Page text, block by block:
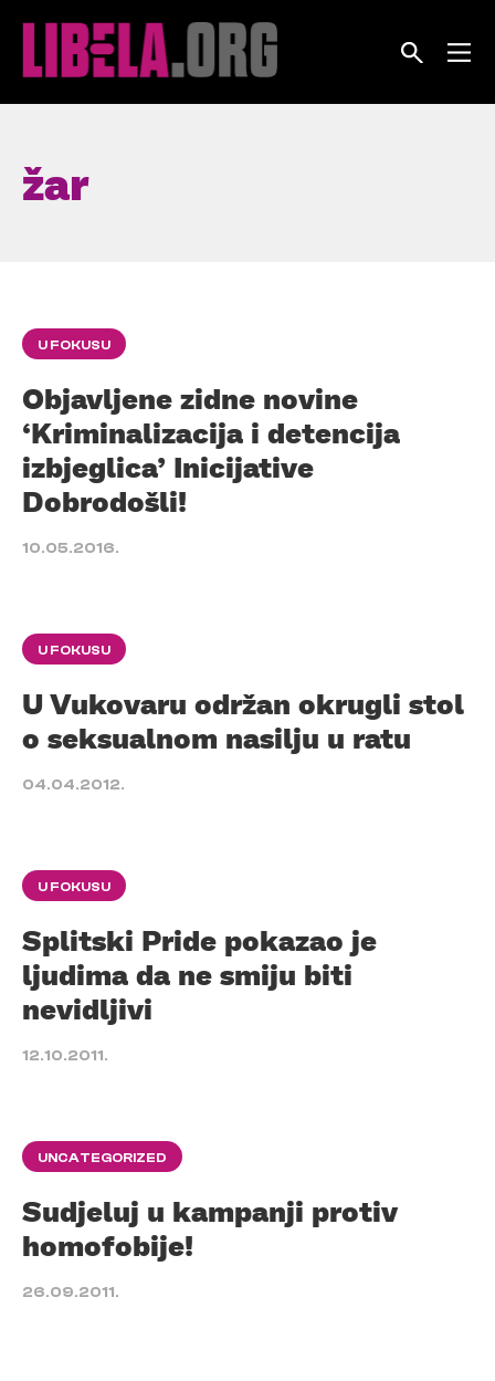
žar
U FOKUSU
Objavljene zidne novine
‘Kriminalizacija i detencija
izbjeglica’ Inicijative
Dobrodošli!
10.05.2016.
U FOKUSU
U Vukovaru održan okrugli stol
o seksualnom nasilju u ratu
04.04.2012.
U FOKUSU
Splitski Pride pokazao je
ljudima da ne smiju biti
nevidljivi
12.10.2011.
UNCATEGORIZED
Sudjeluj u kampanji protiv
homofobije!
26.09.2011.